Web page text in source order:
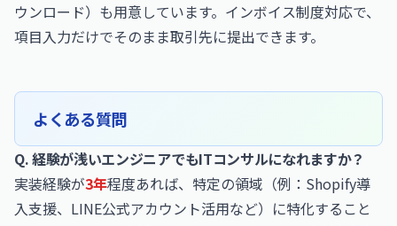
ウンロード） も用意しています。インボイス制度対応で、
項目入力だけでそのまま取引先に提出できます。
よくある質問
Q. 経験が浅いエンジニアでもITコンサルになれますか？
実装経験が3年程度あれば、特定の領域（例：Shopify導
入支援、LINE公式アカウント活用など）に特化すること